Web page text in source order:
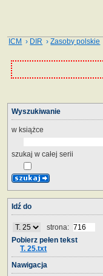
ICM › DIR ›Zasoby polskie
Wyszukiwanie
w książce
szukaj w całej serii
Idź do
strona:
Pobierz pełen tekst
T. 25.txt
Nawigacja